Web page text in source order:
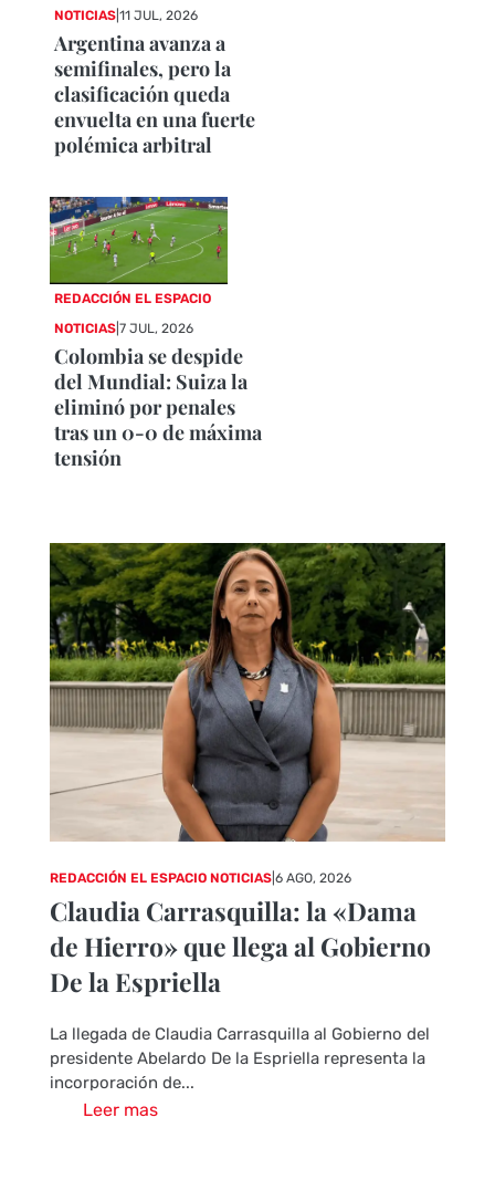
NOTICIAS |11 JUL, 2026
Argentina avanza a
semifinales, pero la
clasificación queda
envuelta en una fuerte
polémica arbitral
REDACCIÓN EL ESPACIO
NOTICIAS |7 JUL, 2026
Colombia se despide
del Mundial: Suiza la
eliminó por penales
tras un 0-0 de máxima
tensión
REDACCIÓN EL ESPACIO NOTICIAS| 6 AGO, 2026
Claudia Carrasquilla: la «Dama
de Hierro» que llega al Gobierno
De la Espriella
La llegada de Claudia Carrasquilla al Gobierno del
presidente Abelardo De la Espriella representa la
incorporación de...
Leer mas